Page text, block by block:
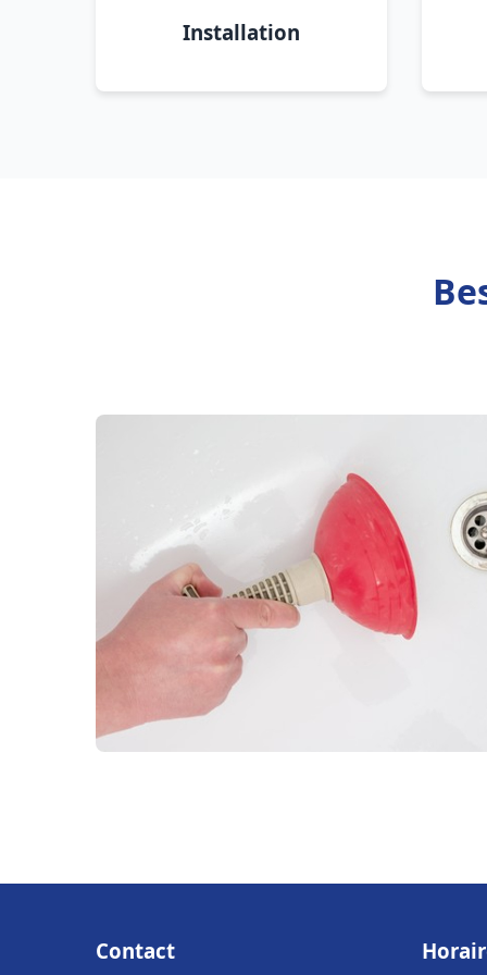
Installation
Contact